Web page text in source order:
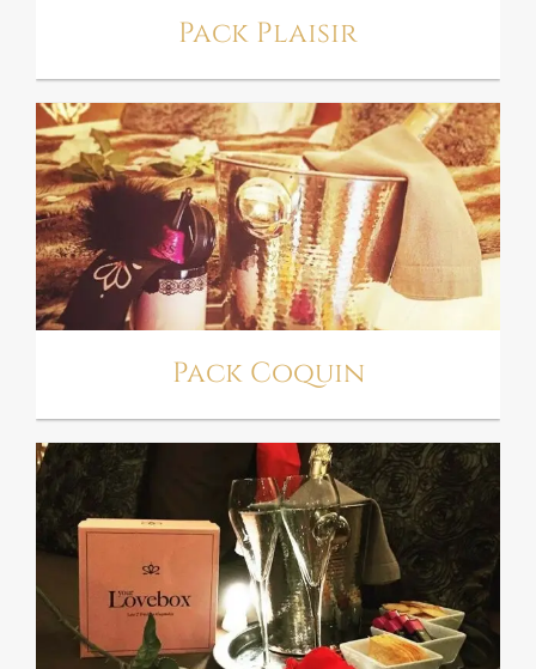
Pack Plaisir
PACK COQUIN
Pack Coquin
PACK TENTATION